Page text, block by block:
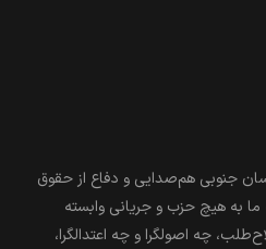
جنوبی هم‌صدایی و دفاع از حقوق
به هیچ حزب و جریانی وابسته
چه اصولگرا و چه اعتدالگرا،